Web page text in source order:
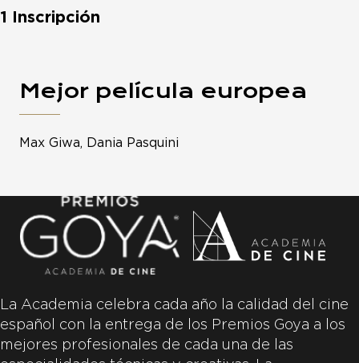
1 Inscripción
Mejor película europea
Max Giwa, Dania Pasquini
La Academia celebra cada año la calidad del cine
español con la entrega de los Premios Goya a los
mejores profesionales de cada una de las